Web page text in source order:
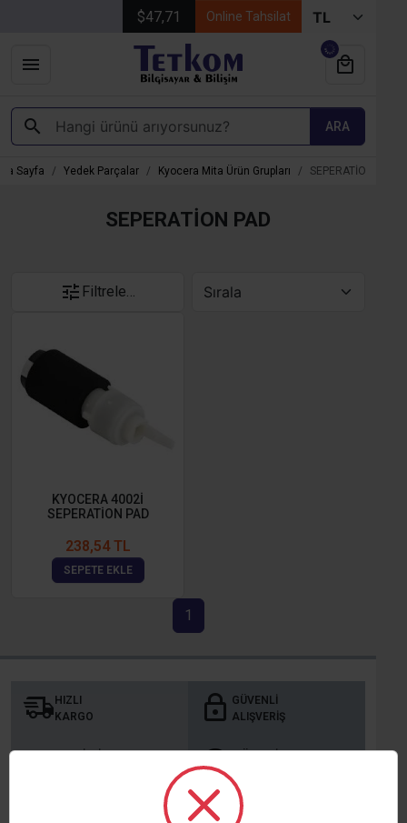
$47,71 Online Tahsilat
ARA
Sayfa Yedek Parçalar Kyocera Mita Ürün Grupları SEPERATİON PAD
SEPERATİON PAD
Filtrele…
KYOCERA 4002İ
SEPERATİON PAD
238,54 TL
SEPETE EKLE
1
HIZLI
KARGO
GÜVENLI
ALIŞVERIŞ
TAKSITLI
MÜŞTERI